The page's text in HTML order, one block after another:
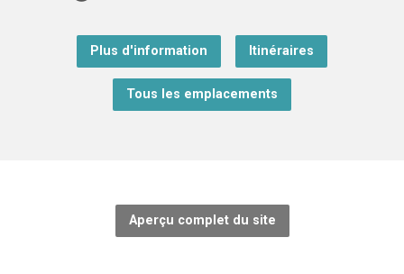
Plus d'information Itinéraires
Tous les emplacements
Aperçu complet du site